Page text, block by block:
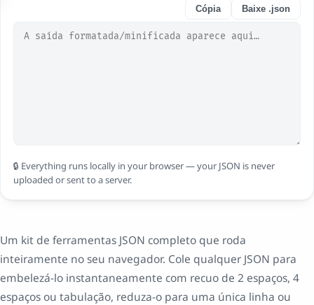
Cópia Baixe .json
🔒 Everything runs locally in your browser — your JSON is never
uploaded or sent to a server.
Um kit de ferramentas JSON completo que roda
inteiramente no seu navegador. Cole qualquer JSON para
embelezá-lo instantaneamente com recuo de 2 espaços, 4
espaços ou tabulação, reduza-o para uma única linha ou